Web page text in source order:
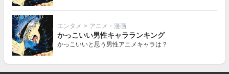
エンタメ > アニメ・漫画
かっこいい男性キャラランキング
かっこいいと思う男性アニメキャラは？